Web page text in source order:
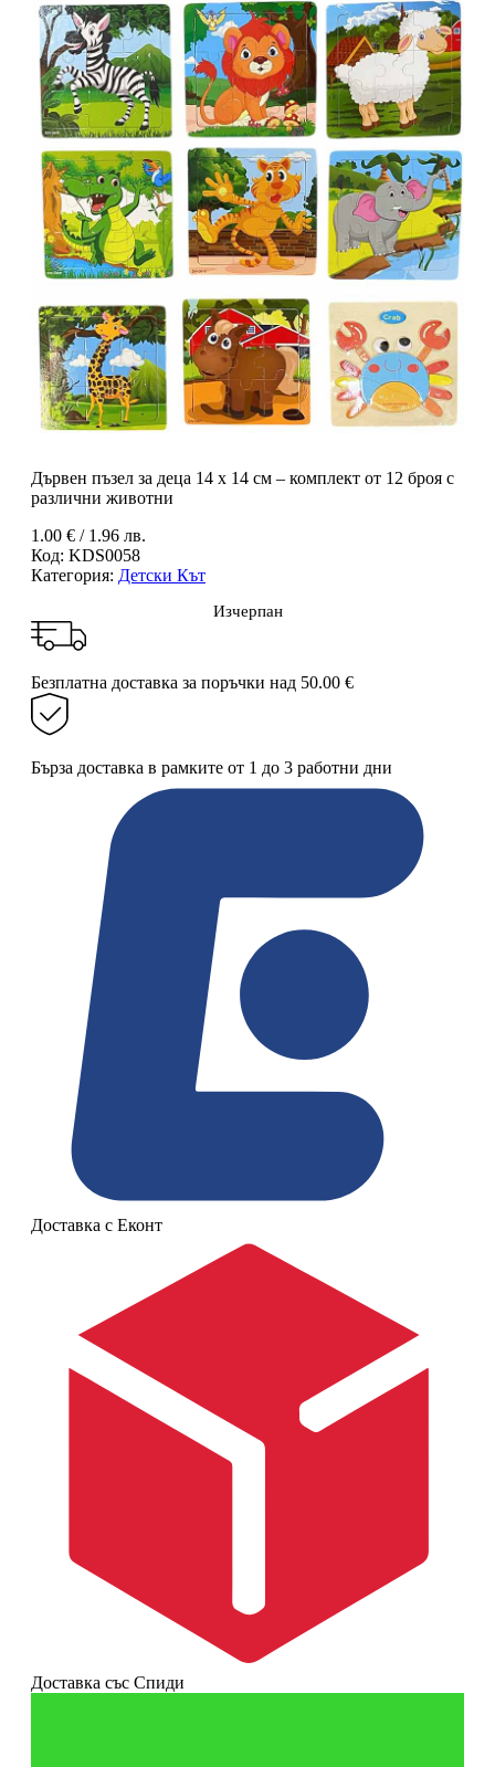
Дървен пъзел за деца 14 x 14 см – комплект от 12 броя с
различни животни
1.00 € / 1.96 лв.
Код: KDS0058
Категория: Детски Кът
Изчерпан
Безплатна доставка за поръчки над 50.00 €
Бърза доставка в рамките от 1 до 3 работни дни
Доставка с Еконт
Доставка със Спиди